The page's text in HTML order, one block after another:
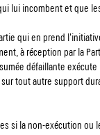
lui incombent et que
qui en prend
à réception par la
défaillante
tout autre support
si la non-exécution